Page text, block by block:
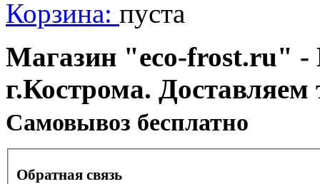
Корзина: пуста
Магазин "eco-frost.ru" -
г.Кострома.
Cамовывоз бесплатно
Обратная связь